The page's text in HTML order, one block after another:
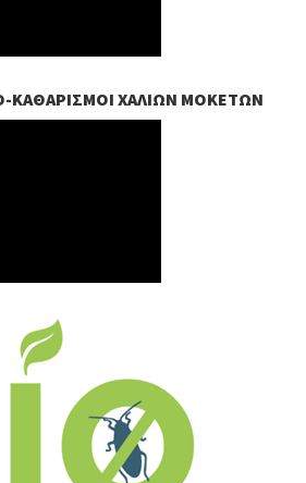
ΚΑΘΑΡΙΣΜΟΊ ΧΑΛΙΏΝ ΜΟΚΕΤΏΝ